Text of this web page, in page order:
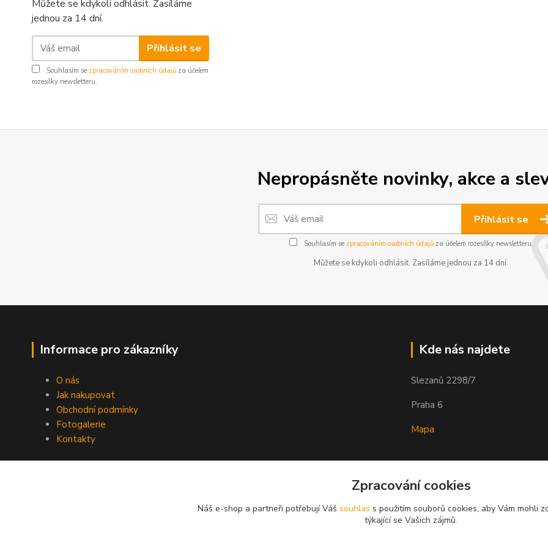
Můžete se kdykoli odhlásit. Zasíláme
jednou za 14 dní.
Přihlásit se
Souhlasím se zpracováním osobních údajů za účelem
rozesílky newsletteru.
Nepropásněte novinky, akce a
Přihlásit se
Souhlasím se zpracováním osobních údajůza účelem rozesílky newsletteru.
Můžete se kdykoli odhlásit. Zasíláme jednou za 14 dní.
Informace pro zákazníky
O nás
Jak nakupovat
Obchodní podmínky
Fotogalerie
Kontakty
Kde nás najdete
Slezanů 2298/7
Praha 6
Mapa
Zpracování cookies
Náš e-shop a partneři potřebují Váš souhlas s použitím souborů cookies, aby Vám mohli
týkající se Vašich zájmů.